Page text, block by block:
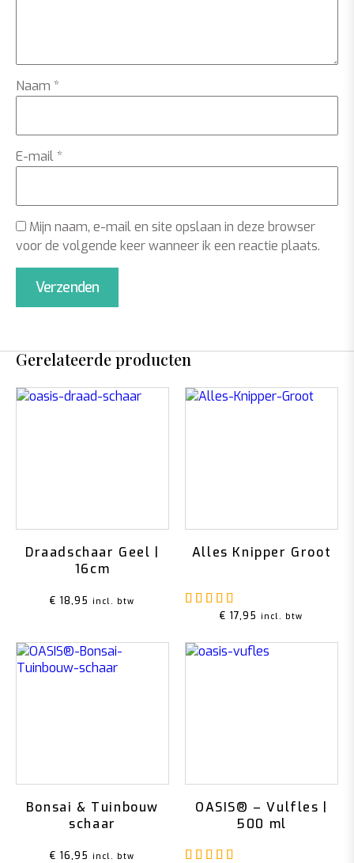
Naam *
E-mail *
Mijn naam, e-mail en site opslaan in deze browser
voor de volgende keer wanneer ik een reactie plaats.
Gerelateerde producten
Draadschaar Geel |
16cm
€ 18,95 incl. btw
Alles Knipper Groot
€ 17,95 incl. btw
Bonsai & Tuinbouw
schaar
€ 16,95 incl. btw
OASIS® – Vulfles |
500 ml